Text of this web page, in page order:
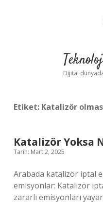
Dijital
Etiket: Katalizör
Katalizör Yoksa
Tarih: Mart 2, 2025
Arabada katalizör iptal
emisyonlar: Katalizör
zararlı emisyonları